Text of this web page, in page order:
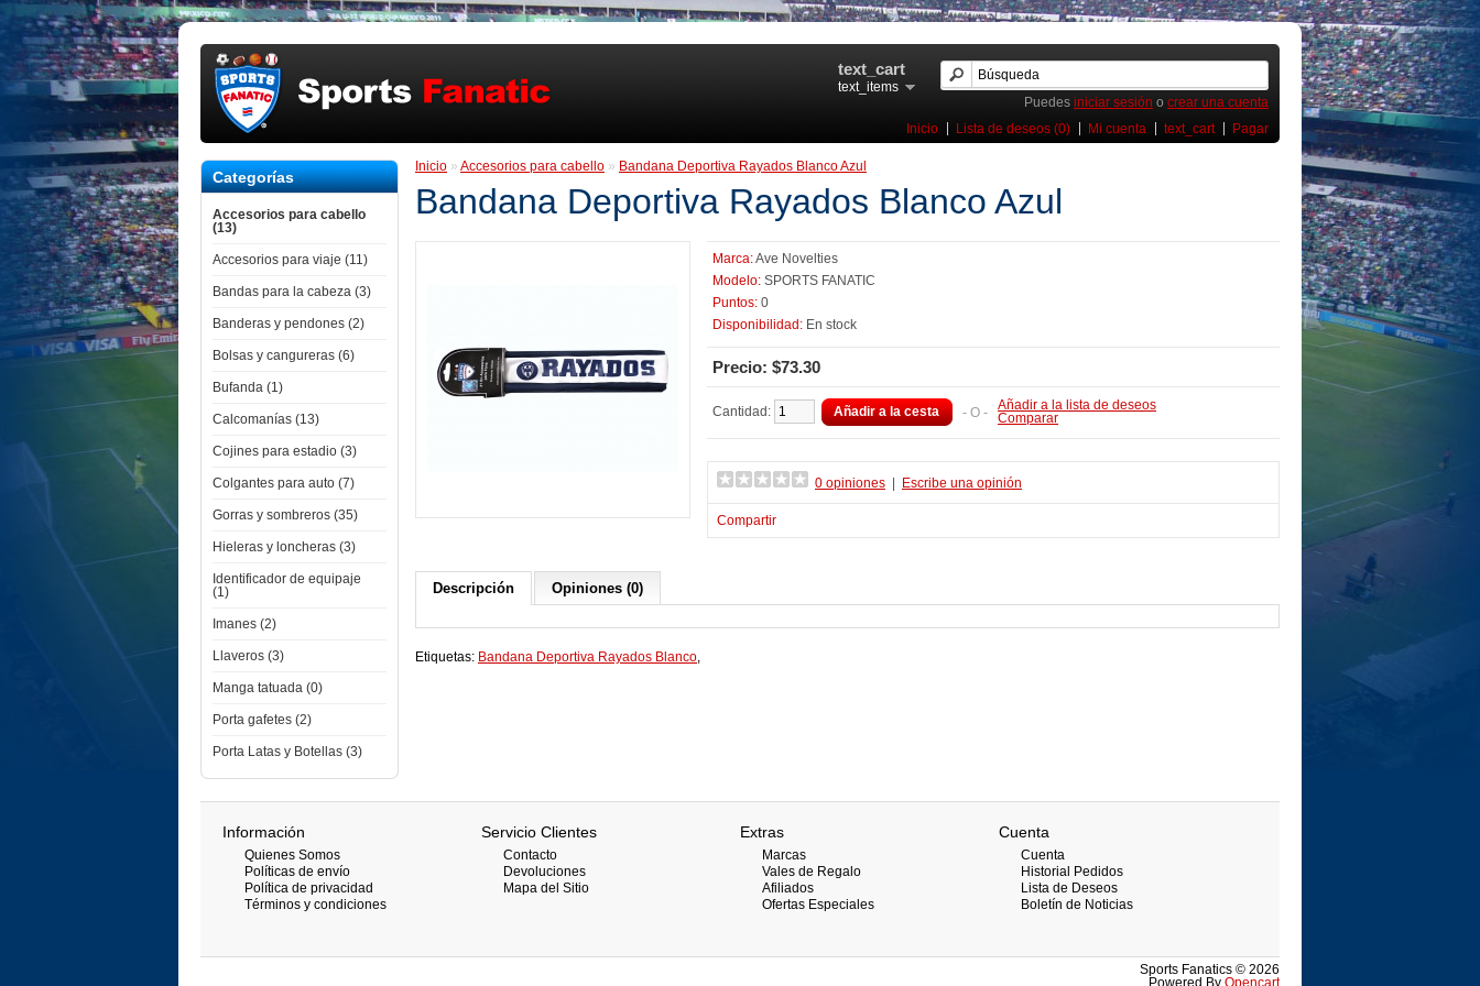
text_cart
text_items
Puedes iniciar sesión o crear una cuenta
Inicio
Lista de deseos (0) Mi cuenta text_cart Pagar
Categorías
Accesorios para cabello
(13)
Accesorios para viaje (11)
Bandas para la cabeza (3)
Banderas y pendones (2)
Bolsas y cangureras (6)
Bufanda (1)
Calcomanías (13)
Cojines para estadio (3)
Colgantes para auto (7)
Gorras y sombreros (35)
Hieleras y loncheras (3)
Identificador de equipaje
(1)
Imanes (2)
Llaveros (3)
Manga tatuada (0)
Porta gafetes (2)
Porta Latas y Botellas (3)
Inicio » Accesorios para cabello » Bandana Deportiva Rayados Blanco Azul
Bandana Deportiva Rayados Blanco Azul
Marca:Ave Novelties
Modelo: SPORTS FANATIC
Puntos: 0
Disponibilidad: En stock
Precio: $73.30
Cantidad: Añadir a la cesta - O - Añadir a la lista de deseos
Comparar
0 opiniones Escribe una opinión
Compartir
Descripción Opiniones (0)
Etiquetas: Bandana Deportiva Rayados Blanco,
Información
Quienes Somos
Políticas de envío
Política de privacidad
Términos y condiciones
Servicio Clientes
Contacto
Devoluciones
Mapa del Sitio
Extras
Marcas
Vales de Regalo
Afiliados
Ofertas Especiales
Cuenta
Cuenta
Historial Pedidos
Lista de Deseos
Boletín de Noticias
Sports Fanatics © 2026
Powered By Opencart